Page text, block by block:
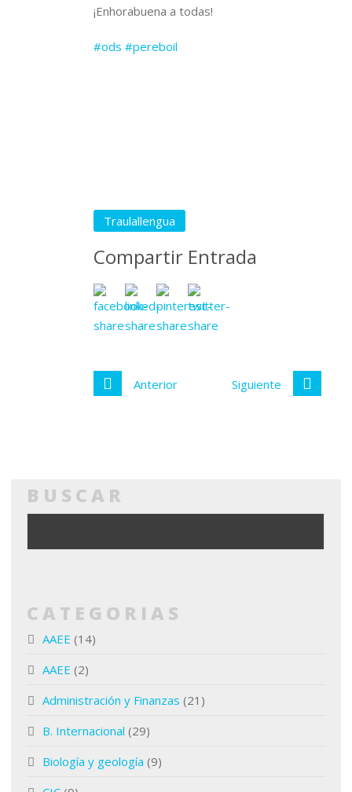
¡Enhorabuena a todas!
#ods #pereboil
Traulallengua
Compartir Entrada
Anterior Siguiente
BUSCAR
CATEGORIAS
AAEE (14)
AAEE (2)
Administración y Finanzas (21)
B. Internacional (29)
Biología y geología (9)